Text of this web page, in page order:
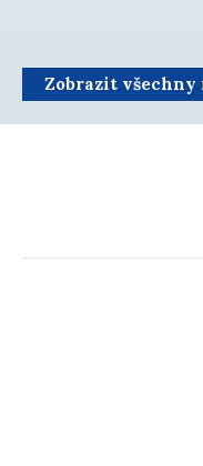
Zobrazit